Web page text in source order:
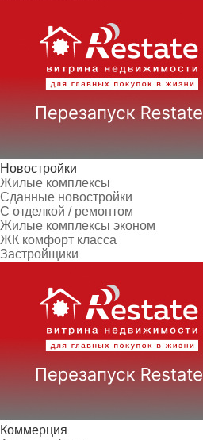
Новостройки
Жилые комплексы
Сданные новостройки
С отделкой / ремонтом
Жилые комплексы эконом
ЖК комфорт класса
Застройщики
Коммерция